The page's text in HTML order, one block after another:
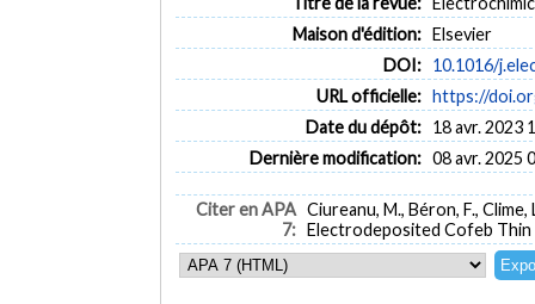
Maison d'édition: Elsevier
DOI: 10.1016/
URL officielle: https://
Date du dépôt: 18 avr. 2023
Dernière modification: 08 avr. 2025
Citer en APA
7:
Ciureanu, M., Béron, F.,
Electrodeposited Cofeb Thin